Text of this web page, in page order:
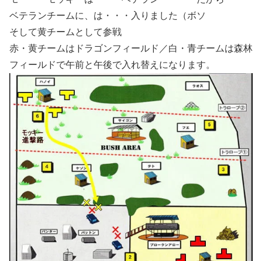
ベテランチームに、は・・・入りました（ボソ
そして黄チームとして参戦
赤・黄チームはドラゴンフィールド／白・青チームは森林
フィールドで午前と午後で入れ替えになります。